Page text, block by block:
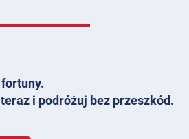
i podróżuj bez przeszkód.